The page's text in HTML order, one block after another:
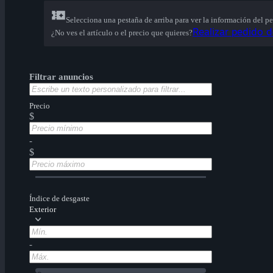
Selecciona una pestaña de arriba para ver la información del
¿No ves el artículo o el precio que quieres?Realizar pedido
Filtrar anuncios
Precio
$
-
$
Índice de desgaste
Exterior
-